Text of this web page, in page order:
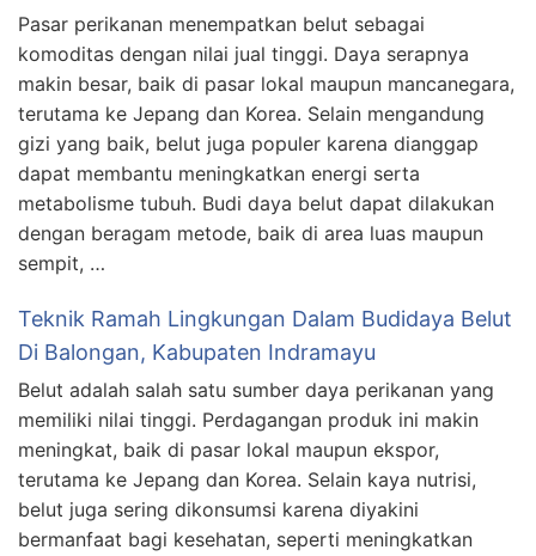
Pasar perikanan menempatkan belut sebagai
komoditas dengan nilai jual tinggi. Daya serapnya
makin besar, baik di pasar lokal maupun mancanegara,
terutama ke Jepang dan Korea. Selain mengandung
gizi yang baik, belut juga populer karena dianggap
dapat membantu meningkatkan energi serta
metabolisme tubuh. Budi daya belut dapat dilakukan
dengan beragam metode, baik di area luas maupun
sempit, …
Teknik Ramah Lingkungan Dalam Budidaya Belut
Di Balongan, Kabupaten Indramayu
Belut adalah salah satu sumber daya perikanan yang
memiliki nilai tinggi. Perdagangan produk ini makin
meningkat, baik di pasar lokal maupun ekspor,
terutama ke Jepang dan Korea. Selain kaya nutrisi,
belut juga sering dikonsumsi karena diyakini
bermanfaat bagi kesehatan, seperti meningkatkan